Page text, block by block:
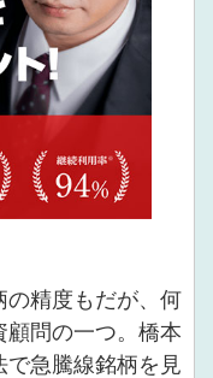
の精度もだが、何
顧問の一つ。橋本
急騰線銘柄を見